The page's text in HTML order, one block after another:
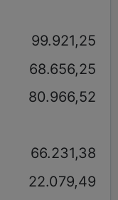
99.921,25
68.656,25
80.966,52
66.231,38
22.079,49